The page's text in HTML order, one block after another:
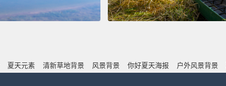
夏天元素 清新草地背景 风景背景 你好夏天海报 户外风景背景